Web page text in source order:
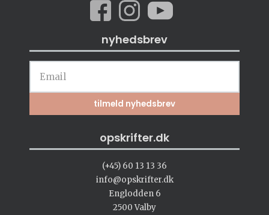
nyhedsbrev
opskrifter.dk
(+45) 60 13 13 36
info@opskrifter.dk
Englodden 6
2500 Valby